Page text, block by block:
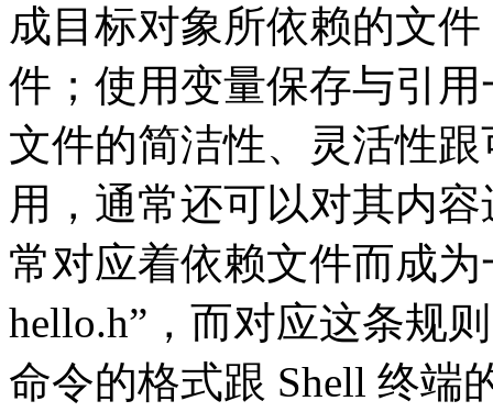
成目标对象所依赖的文
件；使用变量保存与引
文件的简洁性、灵活性
用，通常还可以对其内
常对应着依赖文件而成为
hello.h”，而对应这条规
命令的格式跟 Shell 终端